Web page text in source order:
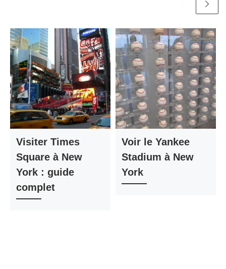
Visiter Times
Square à New
York : guide
complet
Voir le Yankee
Stadium à New
York